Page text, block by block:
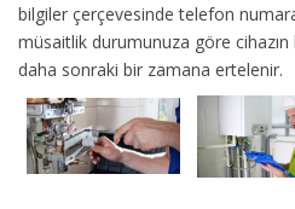
bilgiler çerçevesinde telefon
müsaitlik durumunuza göre
daha sonraki bir zamana ertelenir.